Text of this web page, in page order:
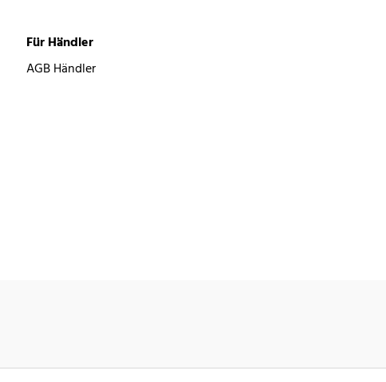
Für Händler
AGB Händler